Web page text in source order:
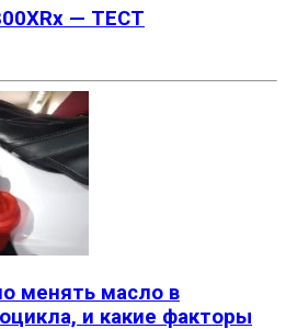
— ТЕСТ
менять масло в
и какие факторы